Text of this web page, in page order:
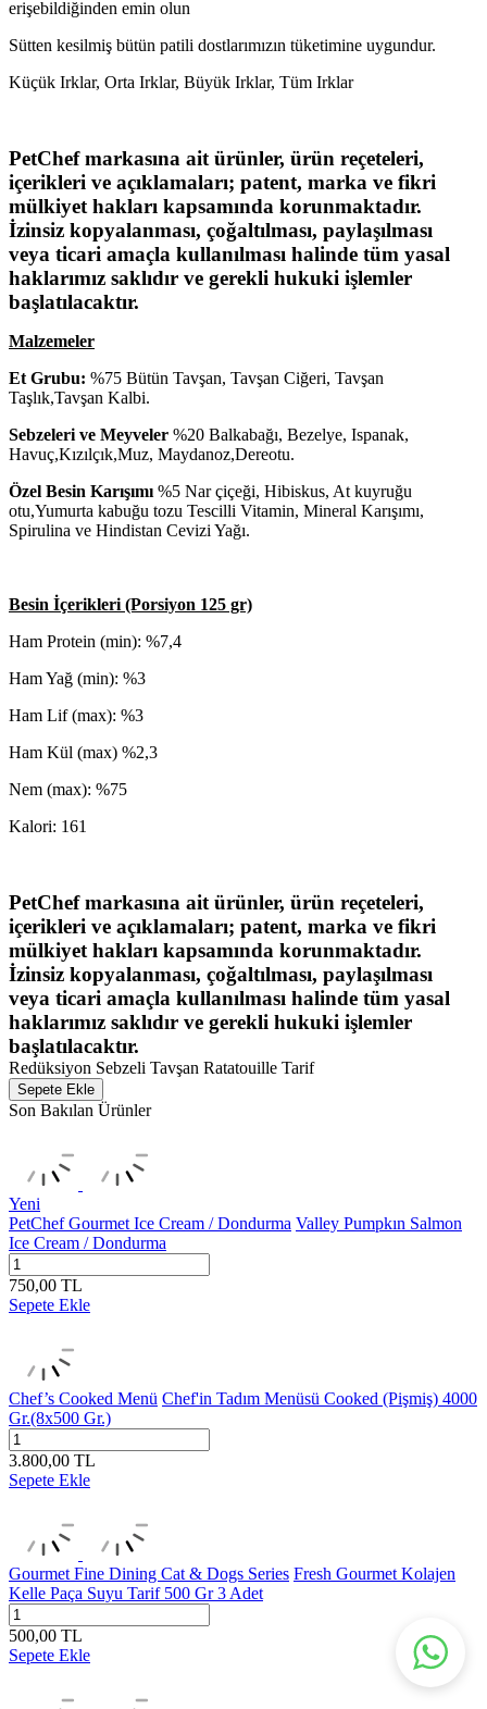
erişebildiğinden emin olun
Sütten kesilmiş bütün patili dostlarımızın tüketimine uygundur.
Küçük Irklar, Orta Irklar, Büyük Irklar, Tüm Irklar
PetChef markasına ait ürünler, ürün reçeteleri,
içerikleri ve açıklamaları; patent, marka ve fikri
mülkiyet hakları kapsamında korunmaktadır.
İzinsiz kopyalanması, çoğaltılması, paylaşılması
veya ticari amaçla kullanılması halinde tüm yasal
haklarımız saklıdır ve gerekli hukuki işlemler
başlatılacaktır.
Malzemeler
Et Grubu: %75 Bütün Tavşan, Tavşan Ciğeri, Tavşan
Taşlık,Tavşan Kalbi.
Sebzeleri ve Meyveler %20 Balkabağı, Bezelye, Ispanak,
Havuç,Kızılçık,Muz, Maydanoz,Dereotu.
Özel Besin Karışımı %5 Nar çiçeği, Hibiskus, At kuyruğu
otu,Yumurta kabuğu tozu Tescilli Vitamin, Mineral Karışımı,
Spirulina ve Hindistan Cevizi Yağı.
Besin İçerikleri (Porsiyon 125 gr)
Ham Protein (min): %7,4
Ham Yağ (min): %3
Ham Lif (max): %3
Ham Kül (max) %2,3
Nem (max): %75
Kalori: 161
PetChef markasına ait ürünler, ürün reçeteleri,
içerikleri ve açıklamaları; patent, marka ve fikri
mülkiyet hakları kapsamında korunmaktadır.
İzinsiz kopyalanması, çoğaltılması, paylaşılması
veya ticari amaçla kullanılması halinde tüm yasal
haklarımız saklıdır ve gerekli hukuki işlemler
başlatılacaktır.
Redüksiyon Sebzeli Tavşan Ratatouille Tarif
Sepete Ekle
Son Bakılan Ürünler
Yeni
PetChef Gourmet Ice Cream / Dondurma Valley Pumpkın Salmon
Ice Cream / Dondurma
750,00 TL
Sepete Ekle
Chef’s Cooked Menü Chef'in Tadım Menüsü Cooked (Pişmiş) 4000
Gr.(8x500 Gr.)
3.800,00 TL
Sepete Ekle
Gourmet Fine Dining Cat & Dogs Series Fresh Gourmet Kolajen
Kelle Paça Suyu Tarif 500 Gr 3 Adet
500,00 TL
Sepete Ekle